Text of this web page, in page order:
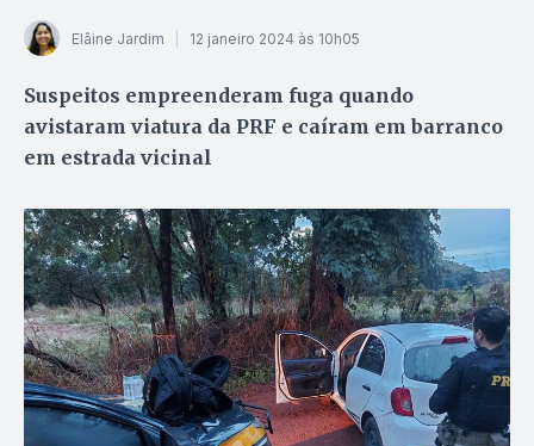
Elâine Jardim 12 janeiro 2024 às 10h05
Suspeitos empreenderam fuga quando
avistaram viatura da PRF e caíram em barranco
em estrada vicinal